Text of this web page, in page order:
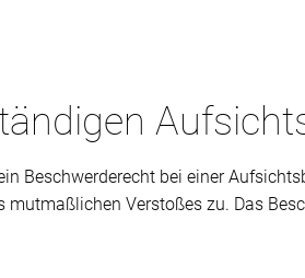
Beschwerderecht bei einer
Verstoßes zu. Das